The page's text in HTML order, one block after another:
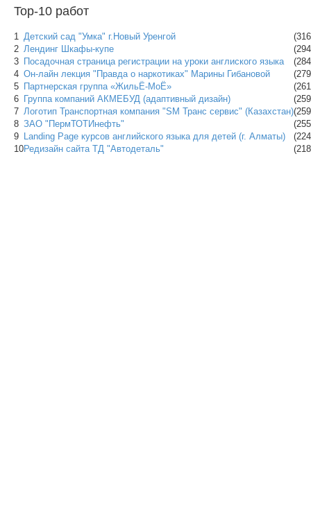
Top-10 работ
1 Детский сад "Умка" г.Новый Уренгой
2 Лендинг Шкафы-купе
3 Посадочная страница регистрации на уроки англиского языка
4 Он-лайн лекция "Правда о наркотиках" Марины Гибановой
5 Партнерская группа «ЖильЁ-МоЁ»
6 Группа компаний АКМЕБУД (адаптивный дизайн)
7 Логотип Транспортная компания "SM Транс сервис" (Казахстан)
8 ЗАО "ПермТОТИнефть"
9 Landing Page курсов английского языка для детей (г. Алматы)
10Редизайн сайта ТД "Автодеталь"